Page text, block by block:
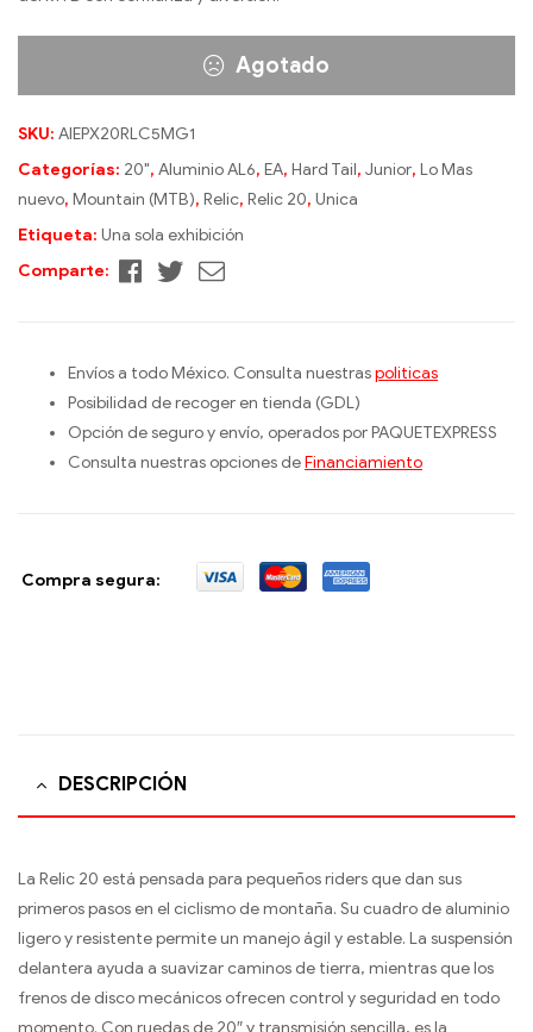
Agotado
SKU: AIEPX20RLC5MG1
Categorías: 20", Aluminio AL6, EA, Hard Tail, Junior, Lo Mas
nuevo, Mountain (MTB), Relic, Relic 20, Unica
Etiqueta: Una sola exhibición
Comparte:
Facebook
TwitterCorreo
Envíos a todo México. Consulta nuestraspoliticas
Posibilidad de recoger en tienda (GDL)
Opción de seguro y envío, operados por PAQUETEXPRESS
Consulta nuestras opciones deFinanciamiento
Compra segura:
DESCRIPCIÓN
La Relic 20 está pensada para pequeños riders que dan sus
primeros pasos en el ciclismo de montaña. Su cuadro de aluminio
ligero y resistente permite un manejo ágil y estable. La suspensión
delantera ayuda a suavizar caminos de tierra, mientras que los
frenos de disco mecánicos ofrecen control y seguridad en todo
momento. Con ruedas de 20″ y transmisión sencilla, es la